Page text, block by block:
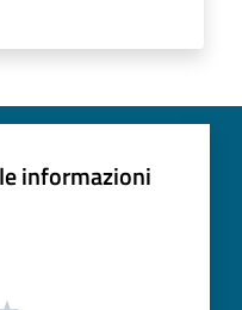
informazioni